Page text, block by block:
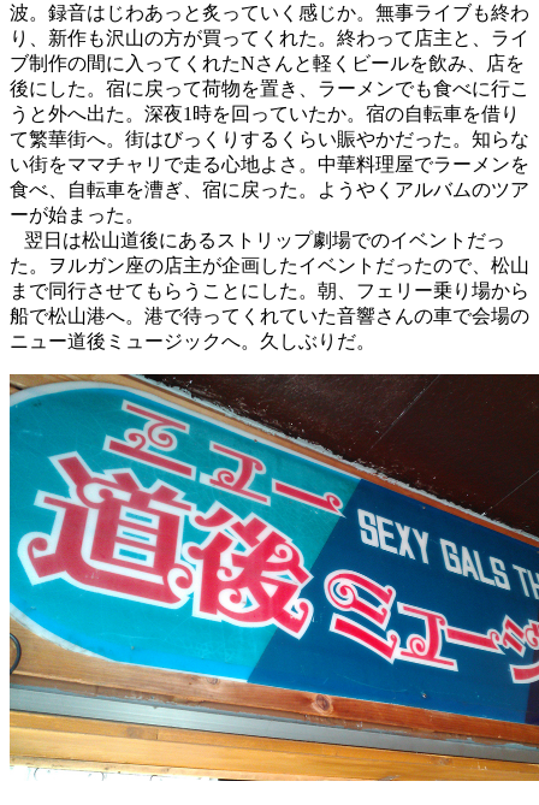
波。録音はじわあっと炙っていく感じか。無事ライブも終わ
り、新作も沢山の方が買ってくれた。終わって店主と、ライ
ブ制作の間に入ってくれたNさんと軽くビールを飲み、店を
後にした。宿に戻って荷物を置き、ラーメンでも食べに行こ
うと外へ出た。深夜1時を回っていたか。宿の自転車を借り
て繁華街へ。街はびっくりするくらい賑やかだった。知らな
い街をママチャリで走る心地よさ。中華料理屋でラーメンを
食べ、自転車を漕ぎ、宿に戻った。ようやくアルバムのツア
ーが始まった。
翌日は松山道後にあるストリップ劇場でのイベントだっ
た。ヲルガン座の店主が企画したイベントだったので、松山
まで同行させてもらうことにした。朝、フェリー乗り場から
船で松山港へ。港で待ってくれていた音響さんの車で会場の
ニュー道後ミュージックへ。久しぶりだ。